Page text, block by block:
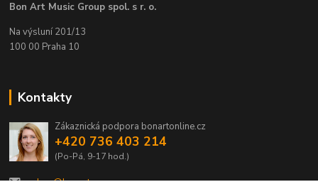
Bon Art Music Group spol. s r. o.
Na výsluní 201/13
100 00 Praha 10
Kontakty
Zákaznická podpora bonartonline.cz
+420 736 403 214
(Po-Pá, 9-17 hod.)
eshop@bonart.cz